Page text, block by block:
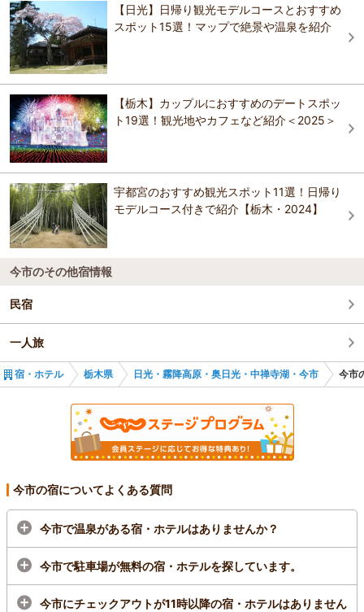
小槌の宿 鶴亀大吉
ホテルファミテック 日光駅前
TAOYA日光霧降
日光美食の宿 ポンドテェイル
日光金谷ホテル
小槌の宿 鶴亀大吉
TAOYA日光霧降
日光美食の宿 ポンドテェイル
プティホテル セ・ボン
日光湯元温泉 紫雲荘
オーベルジュ ブエナビスタ
レストランメープル＆民宿 白樺
【日光】日帰り観光モデルコースとおすすめ
スポット15選！マップで絶景や温泉を紹介
【栃木】カップルにおすすめのデートスポッ
ト19選！観光地やカフェなど紹介＜2025＞
宇都宮のおすすめ観光スポット11選！日帰り
モデルコース付きで紹介【栃木・2024】
今市のその他宿情報
民宿
一人旅
宿・ホテル 栃木県 日光・霧降高原・奥日光・中禅寺湖・今市 今市
今市の宿についてよくある質問
今市で温泉がある宿・ホテルはありませんか？
今市で駐車場が無料の宿・ホテルを探しています。
今市にチェックアウトが11時以降の宿・ホテルはありません